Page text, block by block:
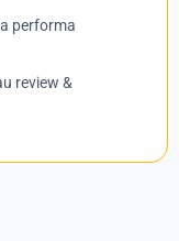
performa
review &